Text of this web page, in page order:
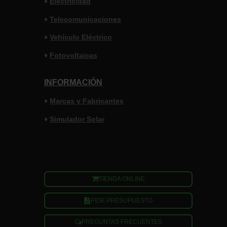
♦ Telecomunicaciones
♦ Vehículo Eléctrico
♦ Fotovoltaicas
INFORMACIÓN
♦ Marcas y Fabricantes
♦ Simulador Solar
TIENDA ONLINE
PIDE PRESUPUESTO
PREGUNTAS FRECUENTES